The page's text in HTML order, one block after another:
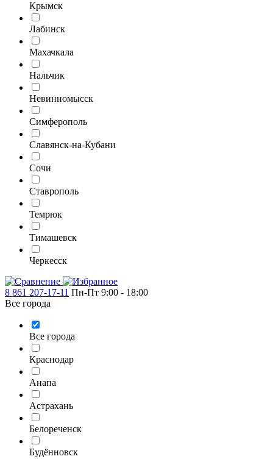
Крымск
Лабинск
Махачкала
Нальчик
Невинномысск
Симферополь
Славянск-на-Кубани
Сочи
Ставрополь
Темрюк
Тимашевск
Черкесск
8 861 207-17-11 Пн-Пт 9:00 - 18:00
Все города
Все города
Краснодар
Анапа
Астрахань
Белореченск
Будённовск